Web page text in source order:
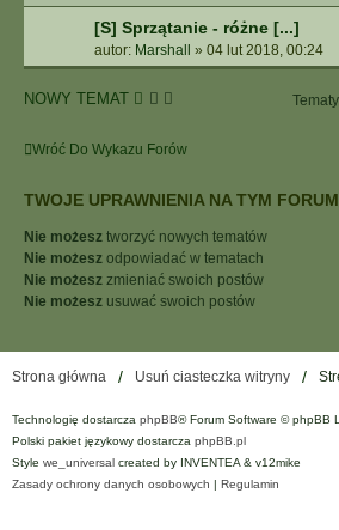
[S] Sprzątanie - różne [...]
autor: Marshall » 04 lut 2018, 00:24
NOWY TEMAT
Wróć Do Wykazu Forów
TWOJE UPRAWNIENIA NA TYM FORUM
Nie możesz tworzyć nowych tematów
Nie możesz odpowiadać w tematach
Nie możesz zmieniać swoich postów
Nie możesz usuwać swoich postów
Strona główna Usuń ciasteczka witryny
Technologię dostarcza phpBB® Forum Software © phpBB
Polski pakiet językowy dostarcza phpBB.pl
Style we_universal created by INVENTEA & v12mike
Zasady ochrony danych osobowych | Regulamin